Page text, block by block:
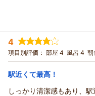
投稿者： meenaさん(女性/40
宿泊プラン： 【限定セール】
テイ＜大浴場あり＞
ツイン
宿泊価格帯： 12,001～13,000
4
項目別評価： 部屋 4 風呂 4 朝
駅近くて最高！
しっかり清潔感もあり、